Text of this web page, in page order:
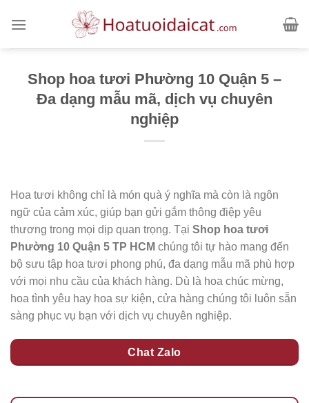
Shop hoa tươi Phường 10 Quận 5 –
Đa dạng mẫu mã, dịch vụ chuyên
nghiệp
Hoa tươi không chỉ là món quà ý nghĩa mà còn là ngôn
ngữ của cảm xúc, giúp bạn gửi gắm thông điệp yêu
thương trong mọi dịp quan trọng. Tại Shop hoa tươi
Phường 10 Quận 5 TP HCM chúng tôi tự hào mang đến
bộ sưu tập hoa tươi phong phú, đa dạng mẫu mã phù hợp
với mọi nhu cầu của khách hàng. Dù là hoa chúc mừng,
hoa tình yêu hay hoa sự kiện, cửa hàng chúng tôi luôn sẵn
sàng phục vụ bạn với dịch vụ chuyên nghiệp.
Chat Zalo